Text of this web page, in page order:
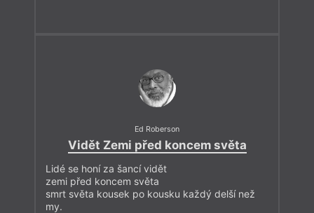
Ed Roberson
Vidět Zemi před koncem světa
Lidé se honí za šancí vidět
zemi před koncem světa
smrt světa kousek po kousku každý delší než
my.